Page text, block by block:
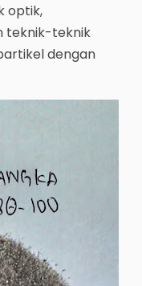
optik,
teknik-teknik
dengan